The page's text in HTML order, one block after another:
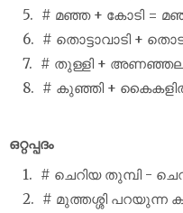
# മഞ്ഞ + കോടി =
# തൊട്ടാവാടി +
# തുള്ളി +
# കുഞ്ഞി +
ഒറ്റപ്പദം
# ചെറിയ തുമ്പി -
# മുത്തശ്ശി പറയുന്ന